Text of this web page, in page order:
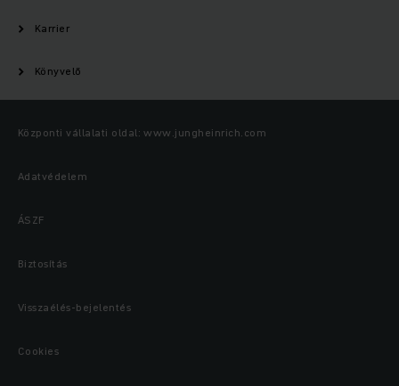
Karrier
Könyvelő
Központi vállalati oldal: www.jungheinrich.com
Adatvédelem
ÁSZF
Biztosítás
Visszaélés-bejelentés
Cookies